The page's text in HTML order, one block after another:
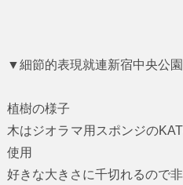
▼細節的表現就連新宿中央公
植樹の様子
木はジオラマ用スポンジの
使用
好きな大きさに千切れるので